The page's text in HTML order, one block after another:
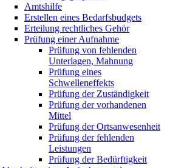
Amtshilfe
Erstellen eines Bedarfsbudgets
Erteilung rechtliches Gehör
Prüfung einer Aufnahme
Prüfung von fehlenden
Unterlagen, Mahnung
Prüfung eines
Schwelleneffekts
Prüfung der Zuständigkeit
Prüfung der vorhandenen
Mittel
Prüfung der Ortsanwesenheit
Prüfung der fehlenden
Leistungen
Prüfung der Bedürftigkeit